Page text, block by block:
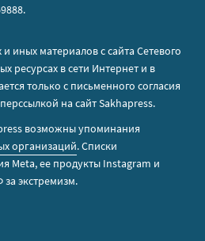
иных материалов с сайта Сетевого
ресурсах в сети Интернет и в
только с письменного согласия
на сайт Sakhapress.
возможны упоминания
организаций. Списки
Metа, ее продукты Instagram и
экстремизм.